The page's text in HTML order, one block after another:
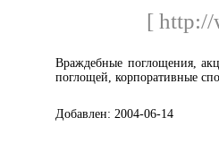
[ http://
Враждебные поглощения,
поглощей, корпоративные
Добавлен: 2004-06-14